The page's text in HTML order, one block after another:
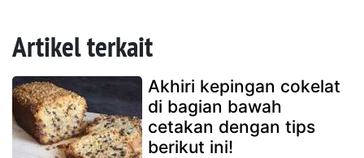
Artikel terkait
Akhiri kepingan cokelat
di bagian bawah
cetakan dengan tips
berikut ini!